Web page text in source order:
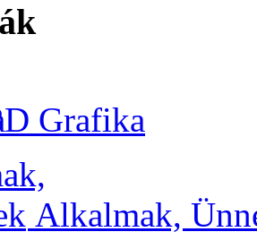
Grafika
Alkalmak,